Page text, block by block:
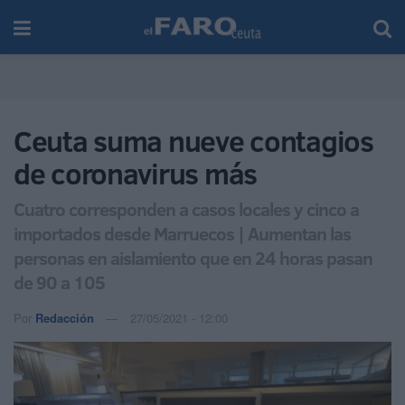
Ceuta suma nueve contagios
de coronavirus más
Cuatro corresponden a casos locales y cinco a
importados desde Marruecos | Aumentan las
personas en aislamiento que en 24 horas pasan
de 90 a 105
Por Redacción 27/05/2021 - 12:00